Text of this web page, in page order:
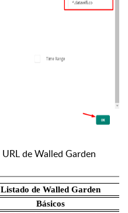
de Walled Garden